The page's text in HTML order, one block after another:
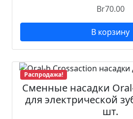
Br70.00
В корзину
Распродажа!
Сменные насадки
для электрической
шт.